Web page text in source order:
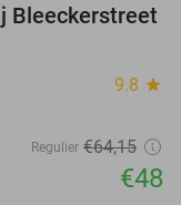
Bleeckerstreet
9.8 star
Regulier €64,15
€48